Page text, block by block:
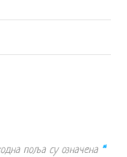
поља су означена *